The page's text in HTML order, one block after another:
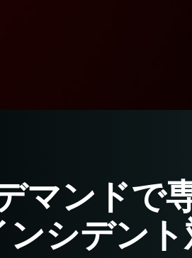
マンドで
シデン